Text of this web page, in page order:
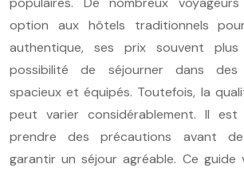
option aux hôtels traditionnels
authentique, ses prix souvent
possibilité de séjourner dans des
spacieux et équipés. Toutefois, la
peut varier considérablement. Il
prendre des précautions avant
garantir un séjour agréable. Ce guide